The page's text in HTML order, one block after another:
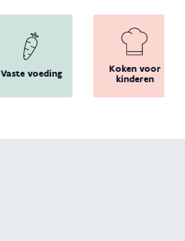
Vaste voeding
Koken voor
kinderen